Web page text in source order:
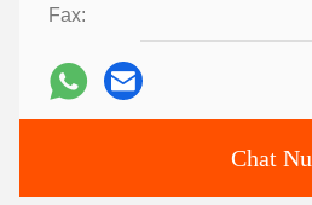
Fax:
Chat Nu